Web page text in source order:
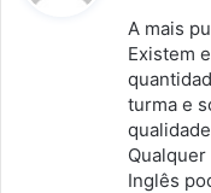
A mais
Existem
turma e
Inglês